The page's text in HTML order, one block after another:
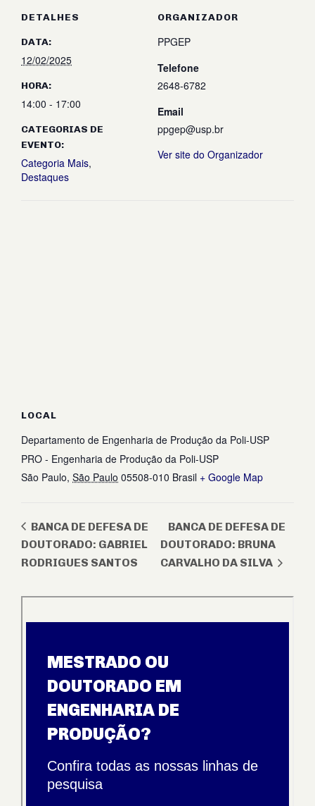
DETALHES
DATA:
12/02/2025
HORA:
14:00 - 17:00
CATEGORIAS DE
EVENTO:
Categoria Mais,
Destaques
ORGANIZADOR
PPGEP
Telefone
2648-6782
Email
ppgep@usp.br
Ver site do Organizador
LOCAL
Departamento de Engenharia de Produção da Poli-USP
PRO - Engenharia de Produção da Poli-USP
São Paulo, São Paulo 05508-010 Brasil + Google Map
BANCA DE DEFESA DE
DOUTORADO: GABRIEL
RODRIGUES SANTOS
BANCA DE DEFESA DE
DOUTORADO: BRUNA
CARVALHO DA SILVA